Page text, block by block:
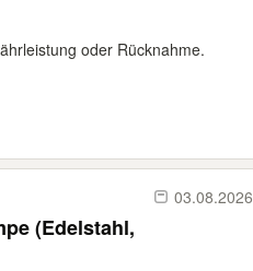
oder Rücknahme.
03.08.2026
(Edelstahl,